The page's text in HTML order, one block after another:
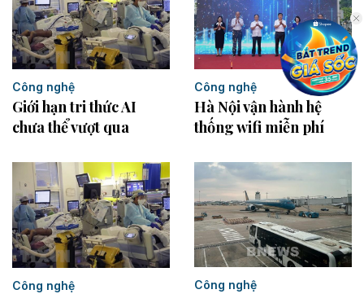
Công nghệ
Giới hạn tri thức AI
chưa thể vượt qua
Công nghệ
Hà Nội vận hành hệ
thống wifi miễn phí
Công nghệ Công nghệ